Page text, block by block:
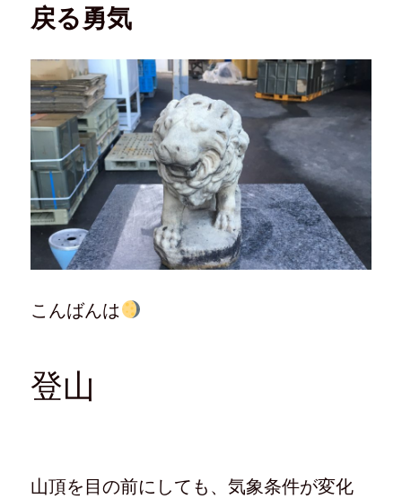
戻る勇気
こんばんは
登山
山頂を目の前にしても、気象条件が変化